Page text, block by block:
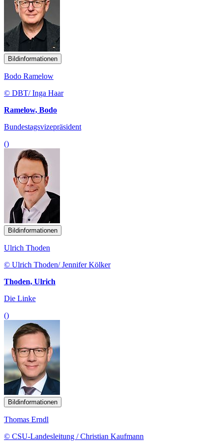
Bildinformationen
Bodo Ramelow
© DBT/ Inga Haar
Ramelow, Bodo
Bundestagsvizepräsident
()
Bildinformationen
Ulrich Thoden
© Ulrich Thoden/ Jennifer Kölker
Thoden, Ulrich
Die Linke
()
Bildinformationen
Thomas Erndl
© CSU-Landesleitung / Christian Kaufmann